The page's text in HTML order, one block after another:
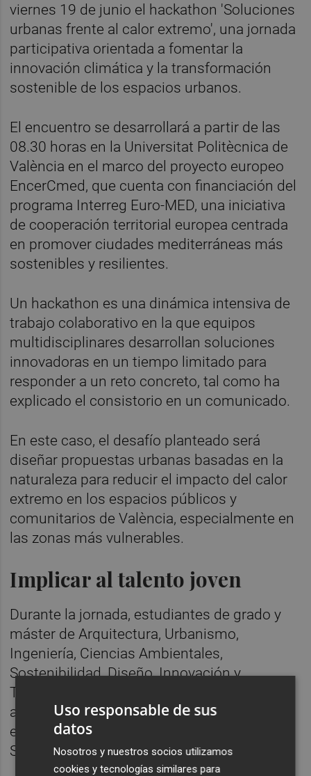
viernes 19 de junio el hackathon 'Soluciones
urbanas frente al calor extremo', una jornada
participativa orientada a fomentar la
innovación climática y la transformación
sostenible de los espacios urbanos.
El encuentro se desarrollará a partir de las
08.30 horas en la Universitat Politècnica de
València en el marco del proyecto europeo
EncerCmed, que cuenta con financiación del
programa Interreg Euro-MED, una iniciativa
de cooperación territorial europea centrada
en promover ciudades mediterráneas más
sostenibles y resilientes.
Un hackathon es una dinámica intensiva de
trabajo colaborativo en la que equipos
multidisciplinares desarrollan soluciones
innovadoras en un tiempo limitado para
responder a un reto concreto, tal como ha
explicado el consistorio en un comunicado.
En este caso, el desafío planteado será
diseñar propuestas urbanas basadas en la
naturaleza para reducir el impacto del calor
extremo en los espacios públicos y
comunitarios de València, especialmente en
las zonas más vulnerables.
Implicar al talento joven
Durante la jornada, estudiantes de grado y
máster de Arquitectura, Urbanismo,
Ingeniería, Ciencias Ambientales,
Sostenibilidad, Diseño, Innovación y
Tecnología trabajarán en equipos con el
acompañamiento de personal técnico y
especialistas de la UPV y de València
Sostenible.
Uso responsable de sus
datos
Nosotros y nuestros socios utilizamos
cookies y tecnologías similares para